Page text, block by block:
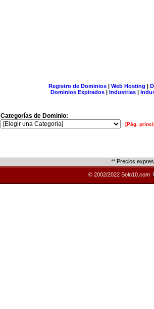
Registro de Dominios| Web Hosting |
Dominios Expirados | Industrias |
Categorías de Dominio:
[Pág.
** Precios
© 2002/2022 Solo10.com